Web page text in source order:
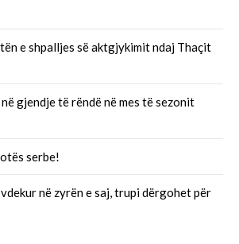
e shpalljes së aktgjykimit ndaj Thaçit
gjendje të rëndë në mes të sezonit
serbe!
në zyrën e saj, trupi dërgohet për